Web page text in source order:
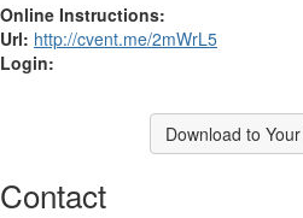
Online Instructions:
Url: http://cvent.me/2mWrL5
Login:
Download to
Contact